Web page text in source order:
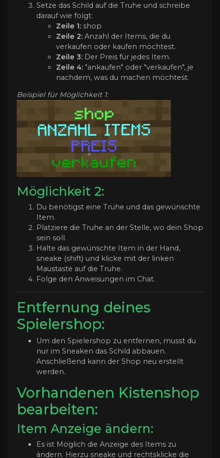
Setze das Schild auf die Truhe und schreibe
darauf wie folgt:
Zeile 1: shop
Zeile 2: Anzahl der Items, die du
verkaufen oder kaufen möchtest.
Zeile 3: Der Preis für jedes Item.
Zeile 4: "ankaufen" oder "verkaufen", je
nachdem, was du machen möchtest.
Beispiel für Möglichkeit 1:
Möglichkeit 2:
Du benötigst eine Truhe und das gewünschte
Item.
Platziere die Truhe an der Stelle, wo dein Shop
sein soll.
Halte das gewünschte Item in der Hand,
sneake (shift) und klicke mit der linken
Maustaste auf die Truhe.
Folge den Anweisungen im Chat.
Entfernung deines
Spielershop:
Um den Spielershop zu entfernen, musst du
nur im Sneaken das Schild abbauen.
Anschließend kann der Shop neu erstellt
werden.
Vorhandenen Kistenshop
bearbeiten:
Item Anzeige ändern:
Es ist Möglich die Anzeige des Items zu
ändern. Hierzu sneake und rechtsklicke die